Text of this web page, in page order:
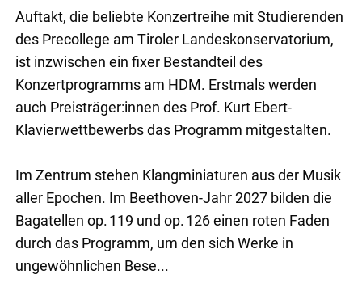
Auftakt, die beliebte Konzertreihe mit Studierenden
des Precollege am Tiroler Landeskonservatorium,
ist inzwischen ein fixer Bestandteil des
Konzertprogramms am HDM. Erstmals werden
auch Preisträger:innen des Prof. Kurt Ebert-
Klavierwettbewerbs das Programm mitgestalten.
Im Zentrum stehen Klangminiaturen aus der Musik
aller Epochen. Im Beethoven-Jahr 2027 bilden die
Bagatellen op. 119 und op. 126 einen roten Faden
durch das Programm, um den sich Werke in
ungewöhnlichen Bese...